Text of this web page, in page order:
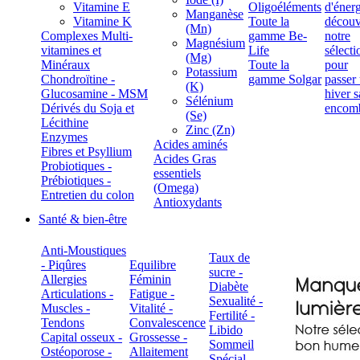
Vitamine E
Vitamine K
Complexes Multi-
vitamines et
Minéraux
Chondroïtine -
Glucosamine - MSM
Dérivés du Soja et
Lécithine
Enzymes
Fibres et Psyllium
Probiotiques -
Prébiotiques -
Entretien du colon
Manganèse
(Mn)
Magnésium
(Mg)
Potassium
(K)
Sélénium
(Se)
Zinc (Zn)
Acides aminés
Acides Gras
essentiels
(Omega)
Antioxydants
Oligoéléments
Toute la
gamme Be-
Life
Toute la
gamme Solgar
Santé & bien-être
Anti-Moustiques
- Piqûres
Allergies
Articulations -
Muscles -
Tendons
Capital osseux -
Ostéoporose -
Equilibre
Féminin
Fatigue -
Vitalité -
Convalescence
Grossesse -
Allaitement
Taux de
sucre -
Diabète
Sexualité -
Fertilité -
Libido
Sommeil